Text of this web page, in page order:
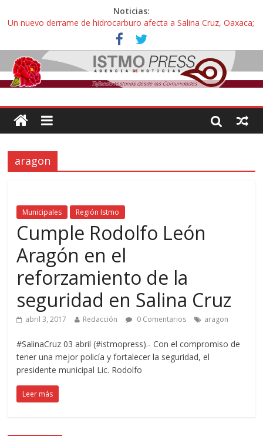
Noticias:
Un nuevo derrame de hidrocarburo afecta a Salina Cruz, Oaxaca;
ahora pescadores de Salinas del Marqués denuncian daños de
Pemex
Ángel, el joven autista expulsado por la Universidad Bienestar de
Ixtepec, Oaxaca vuelve a las aulas tras amparo
Familiares de periodista Alejandro Leyva se reúnen con titular de
intelectuales de su asesinato
Alertan pescadores de Juchitán, Oaxaca de nuevo despojo de su
Pescadores y comuneros ikoots detienen la extracción ilegal de
material pétreo de gravera Oyamel
aragon
Municipales Región Istmo
Cumple Rodolfo León
Aragón en el
reforzamiento de la
seguridad en Salina Cruz
abril 3, 2017 Redacción 0 Comentarios aragon
#SalinaCruz 03 abril (#istmopress).- Con el compromiso de
tener una mejor policía y fortalecer la seguridad, el
presidente municipal Lic. Rodolfo
Leer más